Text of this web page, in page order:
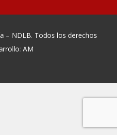
– NDLB. Todos los derechos
AM